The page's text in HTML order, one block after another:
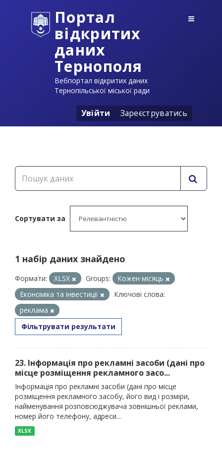
Портал
відкритих
даних
Тернополя
Вебпортал відкритих даних
Тернопільської міської ради
Увійти Зареєструватись
Сортувати за
1 набір даних знайдено
Формати: XLSX Groups:
Кожен місяць
Економіка та інвестиції
Ключові слова:
реклама
Фільтрувати результати
23. Інформація про рекламні засоби (дані про
місце розміщення рекламного засо...
Інформація про рекламні засоби (дані про місце
розміщення рекламного засобу, його вид і розміри,
найменування розповсюджувача зовнішньої реклами,
номер його телефону, адреси...
XLSX